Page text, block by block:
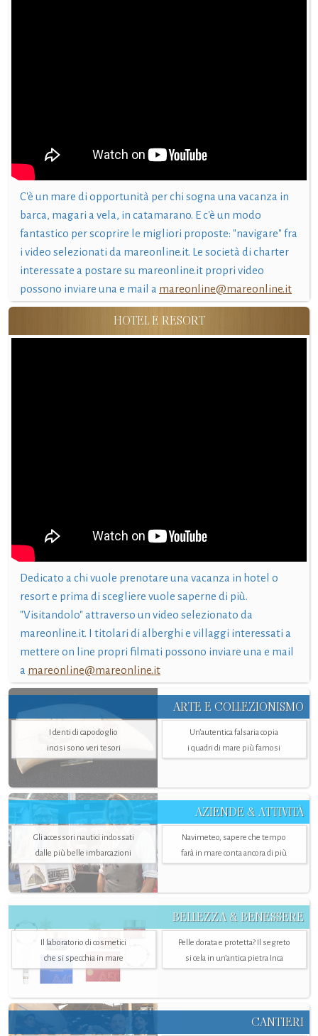
C'è un mare di opportunità per chi sogna una vacanza in
barca, magari a vela, in catamarano. E c'è un modo
fantastico per scoprire le migliori proposte: "navigare" fra
i video selezionati da mareonline.it. Le società di charter
interessate a postare su mareonline.it propri video
possono inviare una e mail a mareonline@mareonline.it
HOTEL E RESORT
Dedicato a chi vuole prenotare una vacanza in hotel o
resort e prima di scegliere vuole saperne di più.
"Visitandolo" attraverso un video selezionato da
mareonline.it. I titolari di alberghi e villaggi interessati a
mettere on line propri filmati possono inviare una e mail
a mareonline@mareonline.it
ARTE E COLLEZIONISMO
I denti di capodoglio
incisi sono veri tesori
Un’autentica falsaria copia
i quadri di mare più famosi
AZIENDE & ATTIVITÀ
Gli accessori nautici indossati
dalle più belle imbarcazioni
Navimeteo, sapere che tempo
farà in mare conta ancora di più
BELLEZZA & BENESSERE
Il laboratorio di cosmetici
che si specchia in mare
Pelle dorata e protetta? Il segreto
si cela in un’antica pietra Inca
CANTIERI